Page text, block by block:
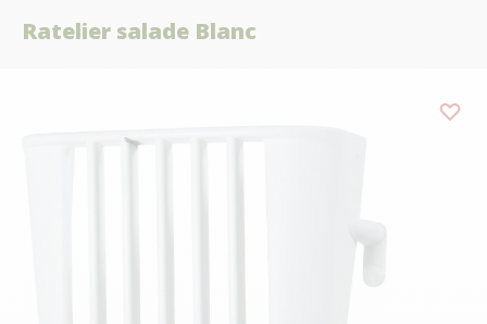
Ratelier salade Blanc